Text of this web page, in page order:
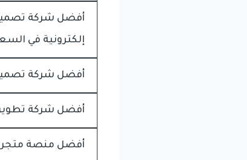
أفضل شركة
إلكترونية في
أفضل شركة
أفضل شركة تطوير
أفضل منصة متجر